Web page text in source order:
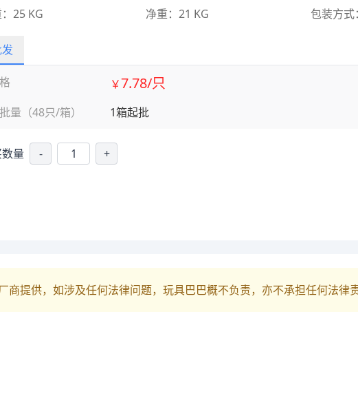
25 KG
净重：21 KG 包装方式
量（48只/箱）
￥7.78/只
1箱起批
量 - +
提供，如涉及任何法律问题，玩具巴巴概不负责，亦不承担任何法律责